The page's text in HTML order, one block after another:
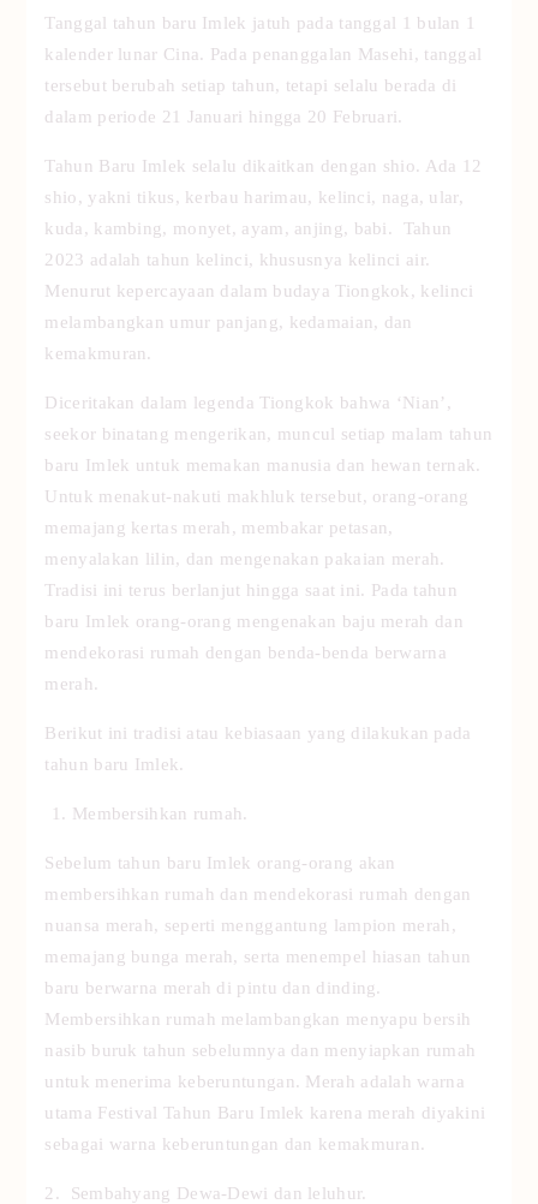
Tanggal tahun baru Imlek jatuh pada tanggal 1 bulan 1
kalender lunar Cina. Pada penanggalan Masehi, tanggal
tersebut berubah setiap tahun, tetapi selalu berada di
dalam periode 21 Januari hingga 20 Februari.
Tahun Baru Imlek selalu dikaitkan dengan shio. Ada 12
shio, yakni tikus, kerbau harimau, kelinci, naga, ular,
kuda, kambing, monyet, ayam, anjing, babi. Tahun
2023 adalah tahun kelinci, khususnya kelinci air.
Menurut kepercayaan dalam budaya Tiongkok, kelinci
melambangkan umur panjang, kedamaian, dan
kemakmuran.
Diceritakan dalam legenda Tiongkok bahwa ‘Nian’,
seekor binatang mengerikan, muncul setiap malam tahun
baru Imlek untuk memakan manusia dan hewan ternak.
Untuk menakut-nakuti makhluk tersebut, orang-orang
memajang kertas merah, membakar petasan,
menyalakan lilin, dan mengenakan pakaian merah.
Tradisi ini terus berlanjut hingga saat ini. Pada tahun
baru Imlek orang-orang mengenakan baju merah dan
mendekorasi rumah dengan benda-benda berwarna
merah.
Berikut ini tradisi atau kebiasaan yang dilakukan pada
tahun baru Imlek.
Membersihkan rumah.
Sebelum tahun baru Imlek orang-orang akan
membersihkan rumah dan mendekorasi rumah dengan
nuansa merah, seperti menggantung lampion merah,
memajang bunga merah, serta menempel hiasan tahun
baru berwarna merah di pintu dan dinding.
Membersihkan rumah melambangkan menyapu bersih
nasib buruk tahun sebelumnya dan menyiapkan rumah
untuk menerima keberuntungan. Merah adalah warna
utama Festival Tahun Baru Imlek karena merah diyakini
sebagai warna keberuntungan dan kemakmuran.
2. Sembahyang Dewa-Dewi dan leluhur.